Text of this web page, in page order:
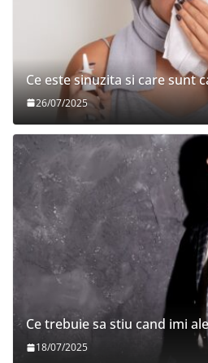
Ce este sinuzita si care sunt
26/07/2025
Ce trebuie sa stiu cand imi
18/07/2025